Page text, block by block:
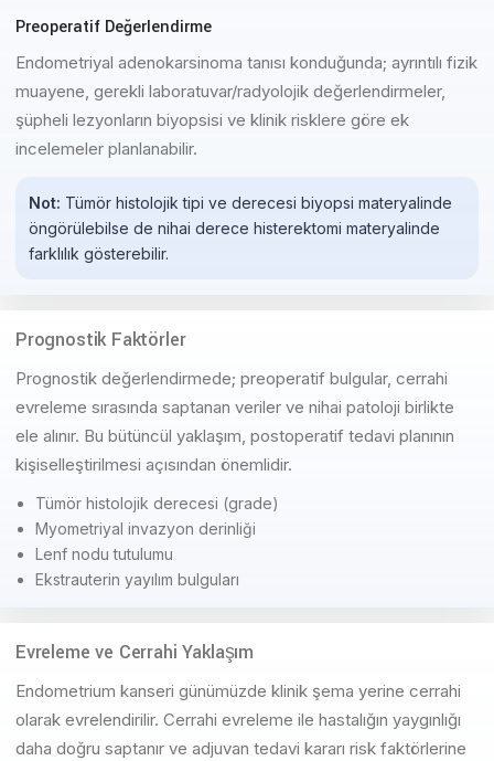
Preoperatif Değerlendirme
Endometriyal adenokarsinoma tanısı konduğunda; ayrıntılı fizik
muayene, gerekli laboratuvar/radyolojik değerlendirmeler,
şüpheli lezyonların biyopsisi ve klinik risklere göre ek
incelemeler planlanabilir.
Not: Tümör histolojik tipi ve derecesi biyopsi materyalinde
öngörülebilse de nihai derece histerektomi materyalinde
farklılık gösterebilir.
Prognostik Faktörler
Prognostik değerlendirmede; preoperatif bulgular, cerrahi
evreleme sırasında saptanan veriler ve nihai patoloji birlikte
ele alınır. Bu bütüncül yaklaşım, postoperatif tedavi planının
kişiselleştirilmesi açısından önemlidir.
Tümör histolojik derecesi (grade)
Myometriyal invazyon derinliği
Lenf nodu tutulumu
Ekstrauterin yayılım bulguları
Evreleme ve Cerrahi Yaklaşım
Endometrium kanseri günümüzde klinik şema yerine cerrahi
olarak evrelendirilir. Cerrahi evreleme ile hastalığın yaygınlığı
daha doğru saptanır ve adjuvan tedavi kararı risk faktörlerine